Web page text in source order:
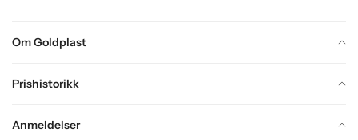
Om Goldplast
Prishistorikk
Anmeldelser